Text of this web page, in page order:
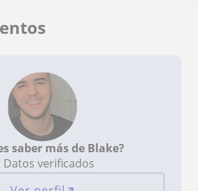
saber más de Blake?
Datos verificados